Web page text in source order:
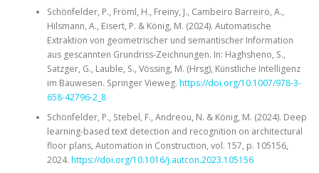
Schönfelder, P., Fröml, H., Freiny, J., Cambeiro Barreiro, A.,
Hilsmann, A., Eisert, P. & König, M. (2024). Automatische
Extraktion von geometrischer und semantischer Information
aus gescannten Grundriss-Zeichnungen. In: Haghsheno, S.,
Satzger, G., Lauble, S., Vössing, M. (Hrsg), Künstliche Intelligenz
im Bauwesen. Springer Vieweg. https://doi.org/10.1007/978-3-
658-42796-2_8
Schönfelder, P., Stebel, F., Andreou, N. & König, M. (2024). Deep
learning-based text detection and recognition on architectural
floor plans, Automation in Construction, vol. 157, p. 105156,
2024. https://doi.org/10.1016/j.autcon.2023.105156